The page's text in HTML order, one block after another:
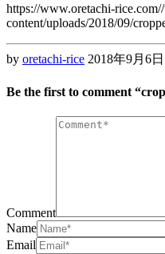
https://www.oretachi-
content/uploads/2018/09/
by oretachi-rice 2018年9月6日
Be the first to comment
Comment
Name
Email